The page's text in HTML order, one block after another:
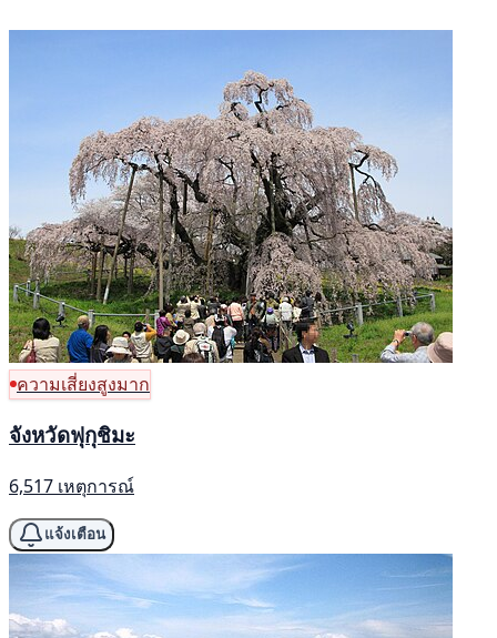
ความเสี่ยงสูงมาก
จังหวัดฟุกุชิมะ
6,517 เหตุการณ์
แจ้งเตือน